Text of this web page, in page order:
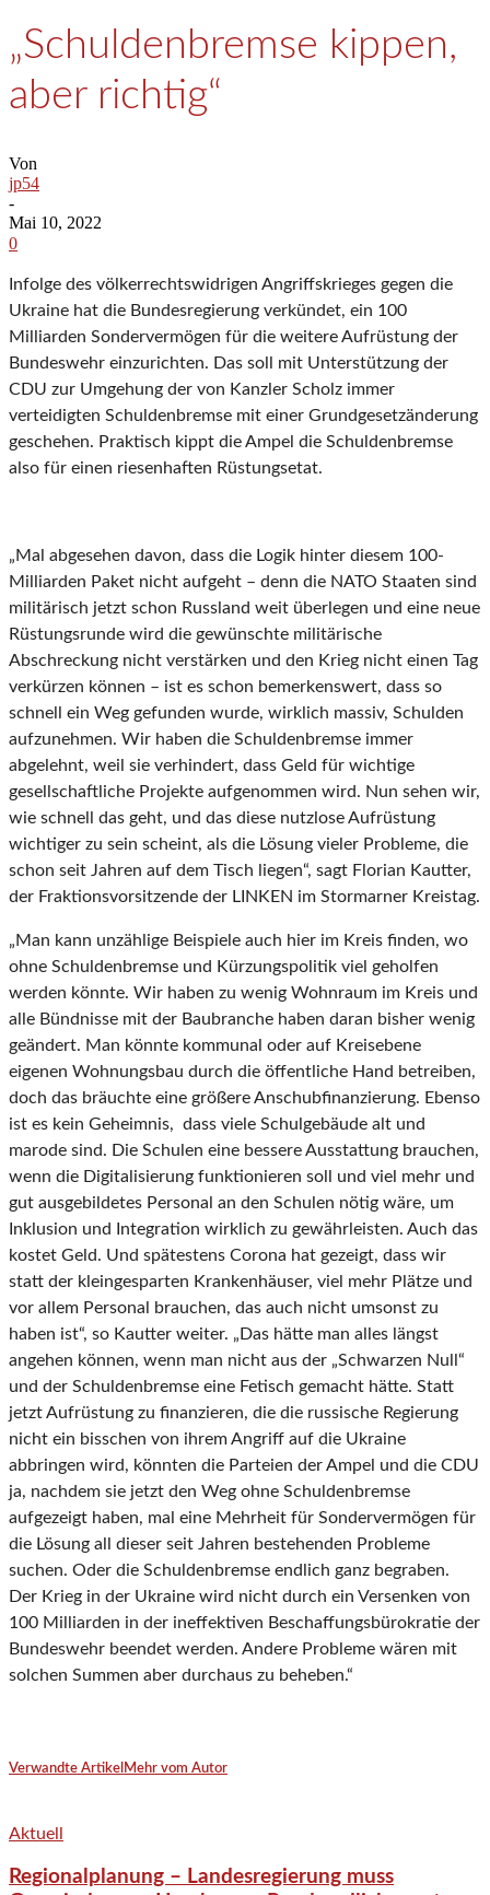
„Schuldenbremse kippen,
aber richtig“
Von
jp54
-
Mai 10, 2022
0
Infolge des völkerrechtswidrigen Angriffskrieges gegen die
Ukraine hat die Bundesregierung verkündet, ein 100
Milliarden Sondervermögen für die weitere Aufrüstung der
Bundeswehr einzurichten. Das soll mit Unterstützung der
CDU zur Umgehung der von Kanzler Scholz immer
verteidigten Schuldenbremse mit einer Grundgesetzänderung
geschehen. Praktisch kippt die Ampel die Schuldenbremse
also für einen riesenhaften Rüstungsetat.
„Mal abgesehen davon, dass die Logik hinter diesem 100-
Milliarden Paket nicht aufgeht – denn die NATO Staaten sind
militärisch jetzt schon Russland weit überlegen und eine neue
Rüstungsrunde wird die gewünschte militärische
Abschreckung nicht verstärken und den Krieg nicht einen Tag
verkürzen können – ist es schon bemerkenswert, dass so
schnell ein Weg gefunden wurde, wirklich massiv, Schulden
aufzunehmen. Wir haben die Schuldenbremse immer
abgelehnt, weil sie verhindert, dass Geld für wichtige
gesellschaftliche Projekte aufgenommen wird. Nun sehen wir,
wie schnell das geht, und das diese nutzlose Aufrüstung
wichtiger zu sein scheint, als die Lösung vieler Probleme, die
schon seit Jahren auf dem Tisch liegen“, sagt Florian Kautter,
der Fraktionsvorsitzende der LINKEN im Stormarner Kreistag.
„Man kann unzählige Beispiele auch hier im Kreis finden, wo
ohne Schuldenbremse und Kürzungspolitik viel geholfen
werden könnte. Wir haben zu wenig Wohnraum im Kreis und
alle Bündnisse mit der Baubranche haben daran bisher wenig
geändert. Man könnte kommunal oder auf Kreisebene
eigenen Wohnungsbau durch die öffentliche Hand betreiben,
doch das bräuchte eine größere Anschubfinanzierung. Ebenso
ist es kein Geheimnis, dass viele Schulgebäude alt und
marode sind. Die Schulen eine bessere Ausstattung brauchen,
wenn die Digitalisierung funktionieren soll und viel mehr und
gut ausgebildetes Personal an den Schulen nötig wäre, um
Inklusion und Integration wirklich zu gewährleisten. Auch das
kostet Geld. Und spätestens Corona hat gezeigt, dass wir
statt der kleingesparten Krankenhäuser, viel mehr Plätze und
vor allem Personal brauchen, das auch nicht umsonst zu
haben ist“, so Kautter weiter. „Das hätte man alles längst
angehen können, wenn man nicht aus der „Schwarzen Null“
und der Schuldenbremse eine Fetisch gemacht hätte. Statt
jetzt Aufrüstung zu finanzieren, die die russische Regierung
nicht ein bisschen von ihrem Angriff auf die Ukraine
abbringen wird, könnten die Parteien der Ampel und die CDU
ja, nachdem sie jetzt den Weg ohne Schuldenbremse
aufgezeigt haben, mal eine Mehrheit für Sondervermögen für
die Lösung all dieser seit Jahren bestehenden Probleme
suchen. Oder die Schuldenbremse endlich ganz begraben.
Der Krieg in der Ukraine wird nicht durch ein Versenken von
100 Milliarden in der ineffektiven Beschaffungsbürokratie der
Bundeswehr beendet werden. Andere Probleme wären mit
solchen Summen aber durchaus zu beheben.“
Verwandte Artikel Mehr vom Autor
Aktuell
Regionalplanung – Landesregierung muss